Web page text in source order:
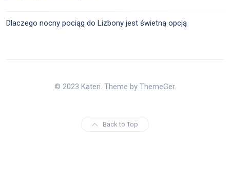
Dlaczego nocny pociąg do Lizbony jest świetną opcją
© 2023 Katen. Theme by ThemeGer.
Back to Top